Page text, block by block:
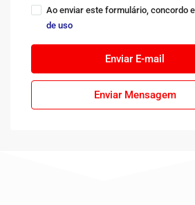
Ao enviar este formulário, concordo
de uso
Enviar E-mail
Enviar Mensagem